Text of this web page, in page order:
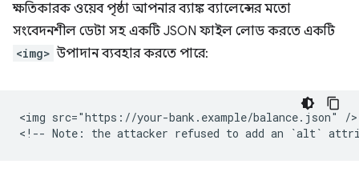
ক্ষতিকারক ওয়েব পৃষ্ঠা আপনার ব্যাঙ্ক ব্যালেন্সের মতো
সংবেদনশীল ডেটা সহ একটি JSON ফাইল লোড করতে একটি
<img> উপাদান ব্যবহার করতে পারে:
<img src="https://your-bank.example/balance.json" />